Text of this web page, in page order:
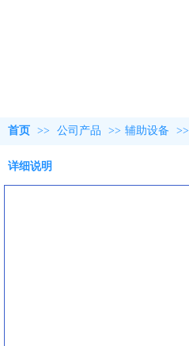
首页 >> 公司产品 >> 辅助设备 >>
详细说明